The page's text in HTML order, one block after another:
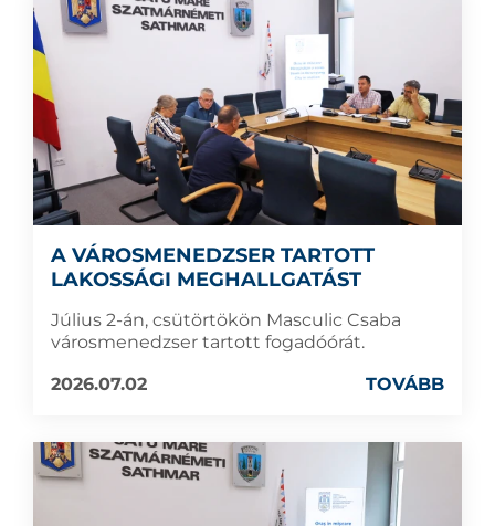
A VÁROSMENEDZSER TARTOTT
LAKOSSÁGI MEGHALLGATÁST
Július 2-án, csütörtökön Masculic Csaba
városmenedzser tartott fogadóórát.
2026.07.02
TOVÁBB